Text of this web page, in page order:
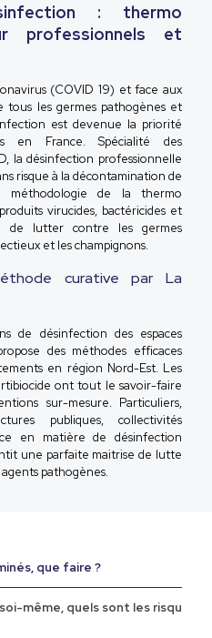
: thermo
professionnels et
(COVID 19) et face aux
tous les germes pathogènes et
est devenue la priorité
en France. Spécialité des
la désinfection professionnelle
risque à la décontamination de
méthodologie de la thermo
virucides, bactéricides et
de lutter contre les germes
et les champignons.
curative par La
de désinfection des espaces
des méthodes efficaces
en région Nord-Est. Les
ont tout le savoir-faire
sur-mesure. Particuliers,
publiques, collectivités
en matière de désinfection
une parfaite maitrise de lutte
pathogènes.
que faire ?
même, quels sont les risques ?